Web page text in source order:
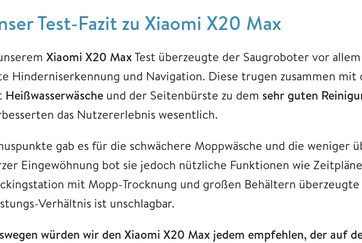
Test-Fazit zu Xiaomi X20 Max
Xiaomi X20 MaxTest überzeugte der Saugroboter vor
Hinderniserkennung und Navigation. Diese trugen zusammen mit
Heißwasserwäsche und der Seitenbürste zu dem sehr guten
das Nutzererlebnis wesentlich.
gab es für die schwächere Moppwäsche und die weniger
Eingewöhnung bot sie jedoch nützliche Funktionen wie
mit Mopp-Trocknung und großen Behältern überzeugte
Verhältnis ist unschlagbar.
würden wir den Xiaomi X20 Max jedem empfehlen, der auf